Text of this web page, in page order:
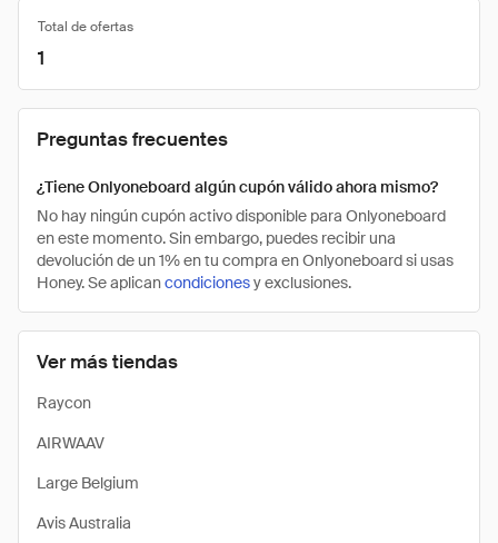
Ver más tiendas
Raycon
AIRWAAV
Large Belgium
Avis Australia
Total de ofertas
1
Preguntas frecuentes
¿Tiene Onlyoneboard algún cupón válido ahora mismo?
No hay ningún cupón activo disponible para Onlyoneboard
en este momento. Sin embargo, puedes recibir una
devolución de un 1% en tu compra en Onlyoneboard si usas
Honey. Se aplicancondicionesy exclusiones.